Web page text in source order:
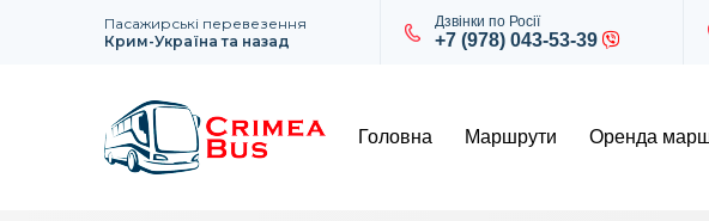
Пасажирські перевезення
Крим-Україна та назад
Дзвінки по Росії
+7 (978) 043-53-39
Головна Маршрути Оренда